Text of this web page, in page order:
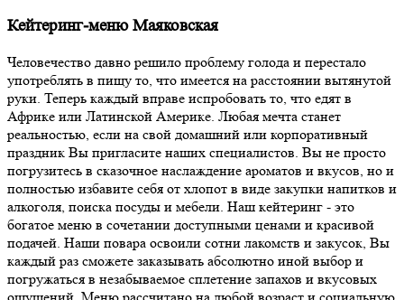
Кейтеринг-меню Маяковская
Человечество давно решило проблему голода и перестало
употреблять в пищу то, что имеется на расстоянии вытянутой
руки. Теперь каждый вправе испробовать то, что едят в
Африке или Латинской Америке. Любая мечта станет
реальностью, если на свой домашний или корпоративный
праздник Вы пригласите наших специалистов. Вы не просто
погрузитесь в сказочное наслаждение ароматов и вкусов, но и
полностью избавите себя от хлопот в виде закупки напитков и
алкоголя, поиска посуды и мебели. Наш кейтеринг - это
богатое меню в сочетании доступными ценами и красивой
подачей. Наши повара освоили сотни лакомств и закусок, Вы
каждый раз сможете заказывать абсолютно иной выбор и
погружаться в незабываемое сплетение запахов и вкусовых